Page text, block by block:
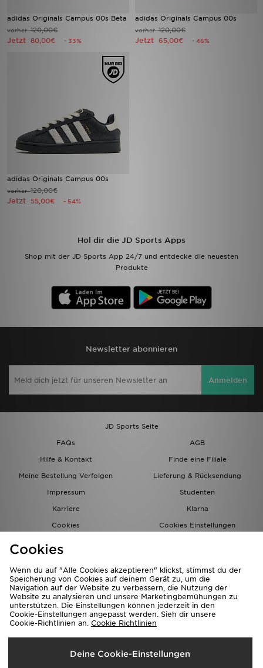
adidas Originals Campus 00s Beta
vorher120,00€
Jetzt 80,00€ - 33%
adidas Originals Campus 00s
vorher120,00€
Jetzt 65,00€ - 46%
adidas Originals Campus 00s
vorher120,00€
Jetzt 55,00€ - 54%
Hol dir die JD Sports Apps
Shop mit der JD Sports App 24/7 und entdecke die neuesten
Produkte
Newsletter abonnieren
Anmelden
JD Sports Seite
FAQs
AGB
Hilfe & Kontakt
Finde eine Filiale
Meine Bestellung Verfolgen
Lieferung & Rücksendung
Impressum
Studenten
Karriere
Klarna
Cookies
Cookies Einstellungen
Lieferung Nach
Deutschland
Blog
Cookies
Wenn du auf "Alle Cookies akzeptieren" klickst, stimmst du der
Speicherung von Cookies auf deinem Gerät zu, um die
Navigation auf der Website zu verbessern, die Nutzung der
Website zu analysieren und unsere Marketingbemühungen zu
unterstützen. Die Einstellungen können jederzeit in den
Cookie-Einstellungen angepasst werden. Sieh dir unsere
Cookie-Richtlinien an. Cookie Richtlinien
Deine Cookie-Einstellungen